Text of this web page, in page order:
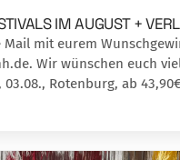
IM AUGUST +
Mail mit eurem
Wir wünschen euch
03.08., Rotenburg, ab